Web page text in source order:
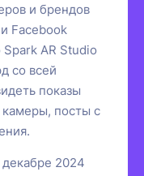
и брендов
Facebook
AR Studio
со всей
показы
камеры, посты с
2024